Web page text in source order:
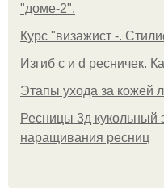
"доме-2".
Курс "визажист -.
Изгиб c и d ресничек.
Этапы ухода за кожей
Ресницы 3д
наращивания ресниц